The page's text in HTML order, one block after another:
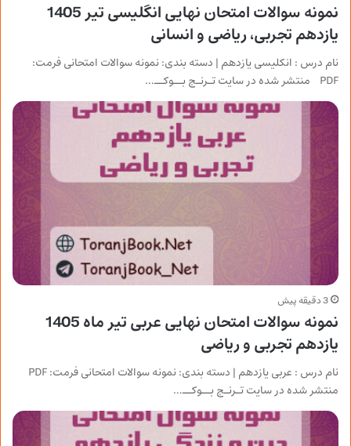
نمونه سوالات امتحان نهایی انگلیسی تیر 1405
یازدهم تجربی، ریاضی و انسانی
نام درس : انکلیسی یازدهم | دسته بندی: نمونه سوالات امتحانی فرمت:
PDF منتشر شده در سایت تـرنـج بــوکــ…
3 دقیقه پیش
نمونه سوالات امتحان نهایی عربی تیر ماه 1405
یازدهم تجربی و ریاضی
منتشر شده در سایت تـرنـج بــوکــ…